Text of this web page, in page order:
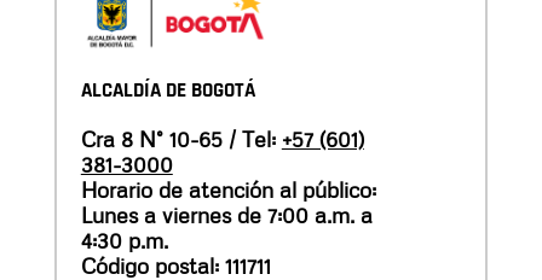
ALCALDÍA DE BOGOTÁ
Cra 8 N° 10-65 / Tel: +57 (601)
381-3000
Horario de atención al público:
Lunes a viernes de 7:00 a.m. a
4:30 p.m.
Código postal: 111711